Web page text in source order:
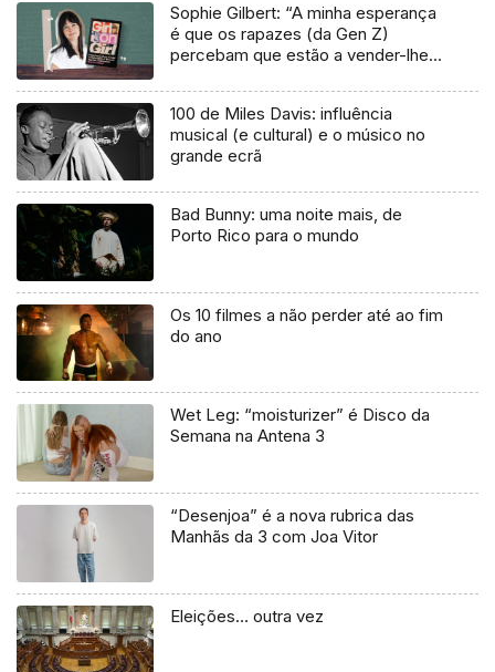
Sophie Gilbert: “A minha esperança
é que os rapazes (da Gen Z)
percebam que estão a vender-lhes
100 de Miles Davis: influência
musical (e cultural) e o músico no
grande ecrã
Bad Bunny: uma noite mais, de
Porto Rico para o mundo
Os 10 filmes a não perder até ao fim
do ano
Wet Leg: “moisturizer” é Disco da
Semana na Antena 3
“Desenjoa” é a nova rubrica das
Manhãs da 3 com Joa Vitor
Eleições… outra vez